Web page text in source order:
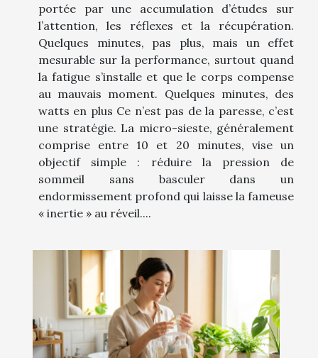
portée par une accumulation d’études sur
l’attention, les réflexes et la récupération.
Quelques minutes, pas plus, mais un effet
mesurable sur la performance, surtout quand
la fatigue s’installe et que le corps compense
au mauvais moment. Quelques minutes, des
watts en plus Ce n’est pas de la paresse, c’est
une stratégie. La micro-sieste, généralement
comprise entre 10 et 20 minutes, vise un
objectif simple : réduire la pression de
sommeil sans basculer dans un
endormissement profond qui laisse la fameuse
« inertie » au réveil....